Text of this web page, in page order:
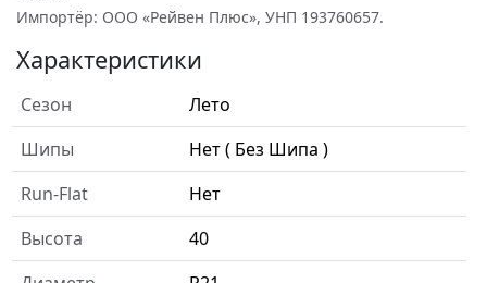
Импортёр: ООО «Рейвен Плюс», УНП 193760657.
Характеристики
Сезон
Лето
Шипы
Нет ( Без Шипа )
Run-Flat
Нет
Высота
40